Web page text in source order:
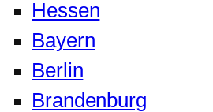
Hessen
Bayern
Berlin
Brandenburg